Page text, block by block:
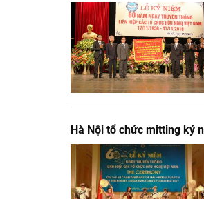
Hà Nội tổ chức mitting kỷ